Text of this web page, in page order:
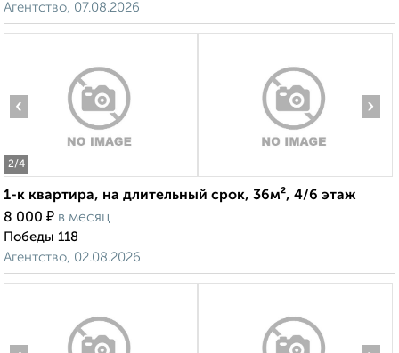
Агентство, 07.08.2026
2/4
‹ ›
1-к квартира, на длительный срок, 36м², 4/6 этаж
8 000 ₽ в месяц
Победы 118
Агентство, 02.08.2026